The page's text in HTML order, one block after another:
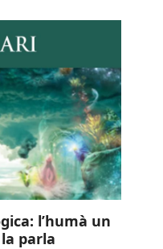
l’humà un
parla